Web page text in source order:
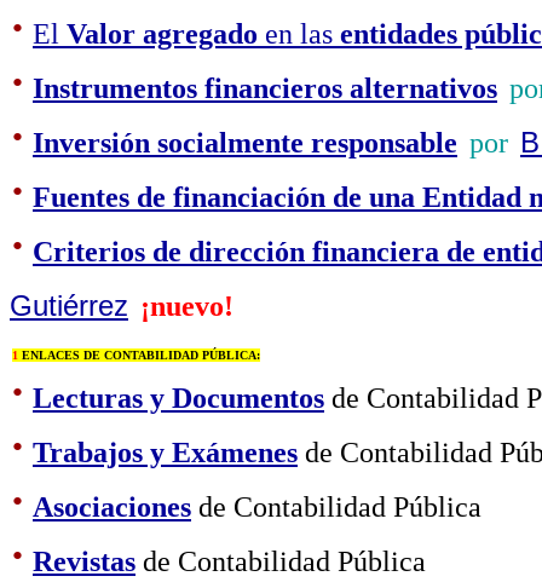
· El Valor agregado en las entidades
· Instrumentos financieros alternativos
· Inversión socialmente responsable por
· Fuentes de financiación de una Entidad
· Criterios de dirección financiera de
Gutiérrez ¡nuevo!
1 ENLACES DE CONTABILIDAD PÚBLICA:
· Lecturas y Documentos de Contabilidad
· Trabajos y Exámenes de Contabilidad
· Asociaciones de Contabilidad Pública
· Revistas de Contabilidad Pública